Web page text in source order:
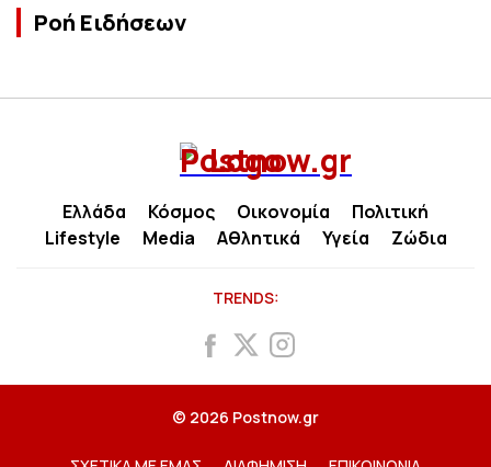
Ροή Ειδήσεων
Ελλάδα Κόσμος Οικονομία
Πολιτική
Lifestyle
Media Αθλητικά Υγεία Ζώδια
TRENDS:
© 2026 Postnow.gr